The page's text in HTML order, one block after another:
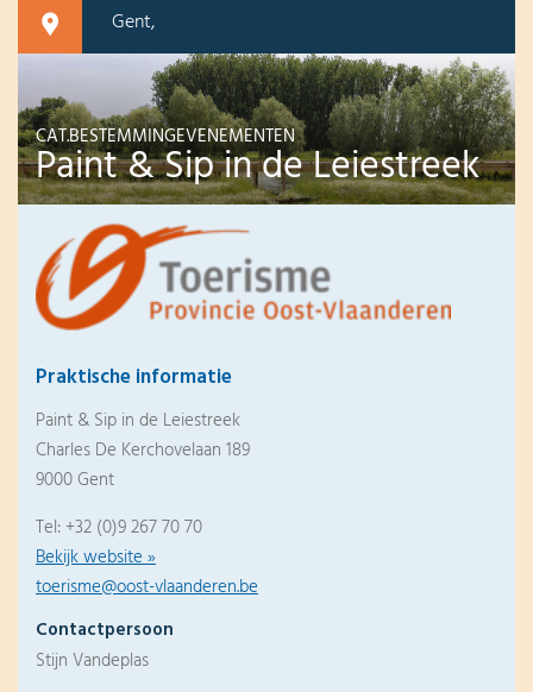
Gent,
CAT.BESTEMMINGEVENEMENTEN
Paint & Sip in de Leiestreek
Praktische informatie
Paint & Sip in de Leiestreek
Charles De Kerchovelaan 189
9000 Gent
Tel: +32 (0)9 267 70 70
Bekijk website »
toerisme@oost-vlaanderen.be
Contactpersoon
Stijn Vandeplas